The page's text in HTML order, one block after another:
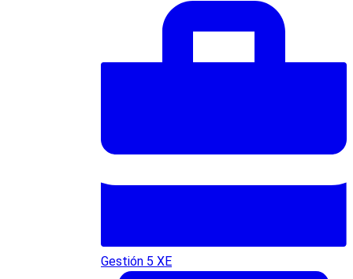
Gestión 5 XE